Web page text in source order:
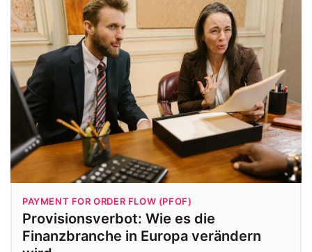
PAYMENT FOR ORDER FLOW (PFOF)
Provisionsverbot: Wie es die
Finanzbranche in Europa verändern